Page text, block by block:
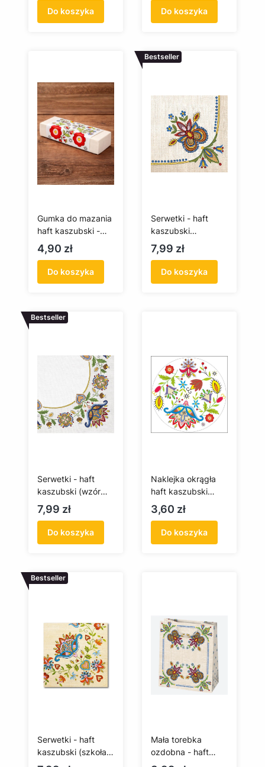
Do koszyka Do koszyka
Gumka do mazania
haft kaszubski -
szkoła wdzydzka
Cena
4,90 zł
Do koszyka
Bestseller
Serwetki - haft
kaszubski
(Wdzydze)
Cena
7,99 zł
Do koszyka
Bestseller
Serwetki - haft
kaszubski (wzór
wdzydzki)
Cena
7,99 zł
Do koszyka
Naklejka okrągła
haft kaszubski
(szkoła wdzydzka)
Cena
3,60 zł
Do koszyka
Bestseller
Serwetki - haft
kaszubski (szkoła
wdzydzka)
Mała torebka
ozdobna - haft
kaszubski -